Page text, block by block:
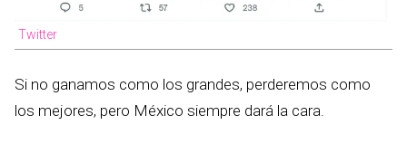
Twitter
Si no ganamos como los grandes, perderemos como
los mejores, pero México siempre dará la cara.